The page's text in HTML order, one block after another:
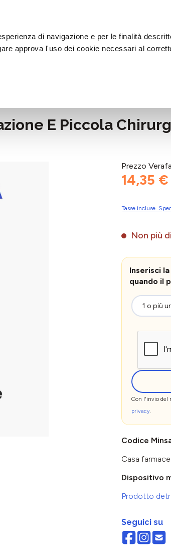
di navigazione e per le finalità
approva l'uso dei cookie necessari al
E Piccola
Prezzo
14,35 €
Tasse incluse.
Non più
Inserisci
quando il
Con l'invio del
privacy.
Codice
Casa
Dispositivo
Prodotto
Seguici su